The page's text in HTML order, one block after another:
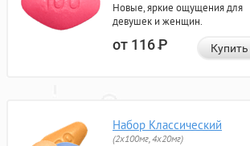
Новые, яркие ощущения для
девушек и женщин.
от 116Р Купить
Набор Классический
(2x100мг, 4x20мг)